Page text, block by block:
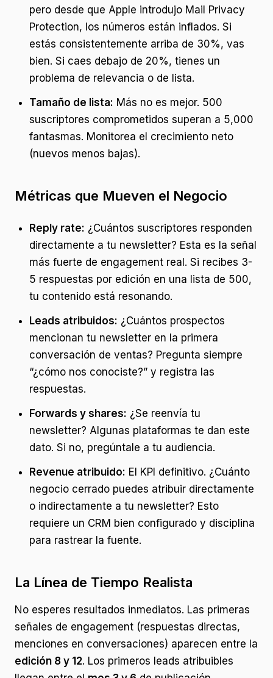
pero desde que Apple introdujo Mail Privacy
Protection, los números están inflados. Si
estás consistentemente arriba de 30%, vas
bien. Si caes debajo de 20%, tienes un
problema de relevancia o de lista.
Tamaño de lista: Más no es mejor. 500
suscriptores comprometidos superan a 5,000
fantasmas. Monitorea el crecimiento neto
(nuevos menos bajas).
Métricas que Mueven el Negocio
Reply rate: ¿Cuántos suscriptores responden
directamente a tu newsletter? Esta es la señal
más fuerte de engagement real. Si recibes 3-
5 respuestas por edición en una lista de 500,
tu contenido está resonando.
Leads atribuidos: ¿Cuántos prospectos
mencionan tu newsletter en la primera
conversación de ventas? Pregunta siempre
“¿cómo nos conociste?” y registra las
respuestas.
Forwards y shares: ¿Se reenvía tu
newsletter? Algunas plataformas te dan este
dato. Si no, pregúntale a tu audiencia.
Revenue atribuido: El KPI definitivo. ¿Cuánto
negocio cerrado puedes atribuir directamente
o indirectamente a tu newsletter? Esto
requiere un CRM bien configurado y disciplina
para rastrear la fuente.
La Línea de Tiempo Realista
No esperes resultados inmediatos. Las primeras
señales de engagement (respuestas directas,
menciones en conversaciones) aparecen entre la
edición 8 y 12. Los primeros leads atribuibles